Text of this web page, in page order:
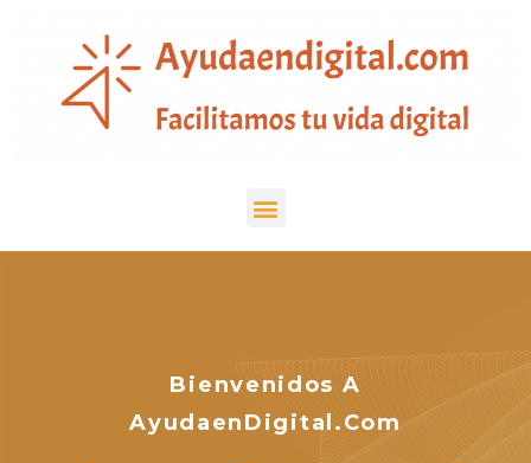
Bienvenidos A
AyudaenDigital.com